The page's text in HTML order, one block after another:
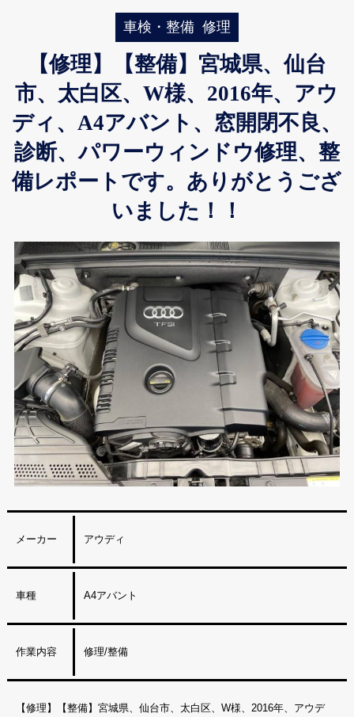
車検・整備 修理
【修理】【整備】宮城県、仙台
市、太白区、W様、2016年、アウ
ディ、A4アバント、窓開閉不良、
診断、パワーウィンドウ修理、整
備レポートです。ありがとうござ
いました！！
メーカー アウディ
車種 A4アバント
作業内容 修理/整備
【修理】【整備】宮城県、仙台市、太白区、W様、2016年、アウデ